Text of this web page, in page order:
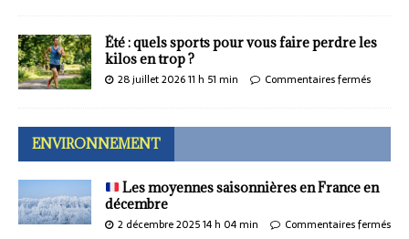
Été : quels sports pour vous faire perdre les
kilos en trop ?
28 juillet 2026 11 h 51 min Commentaires fermés
ENVIRONNEMENT
Les moyennes saisonnières en France en
décembre
2 décembre 2025 14 h 04 min Commentaires fermés